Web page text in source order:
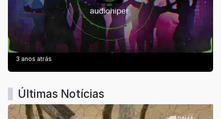
3 anos atrás
Últimas Notícias